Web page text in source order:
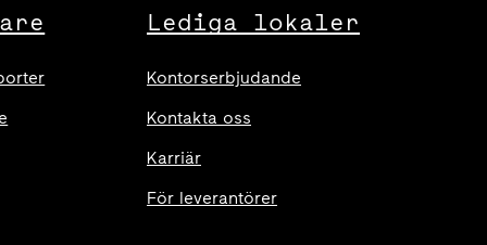
Lediga lokaler
Kontorserbjudande
Kontakta oss
Karriär
För leverantörer